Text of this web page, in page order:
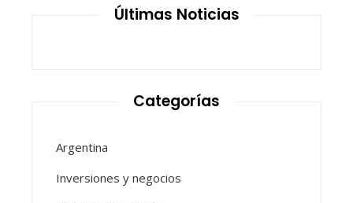
Últimas Noticias
Categorías
Argentina
Inversiones y negocios